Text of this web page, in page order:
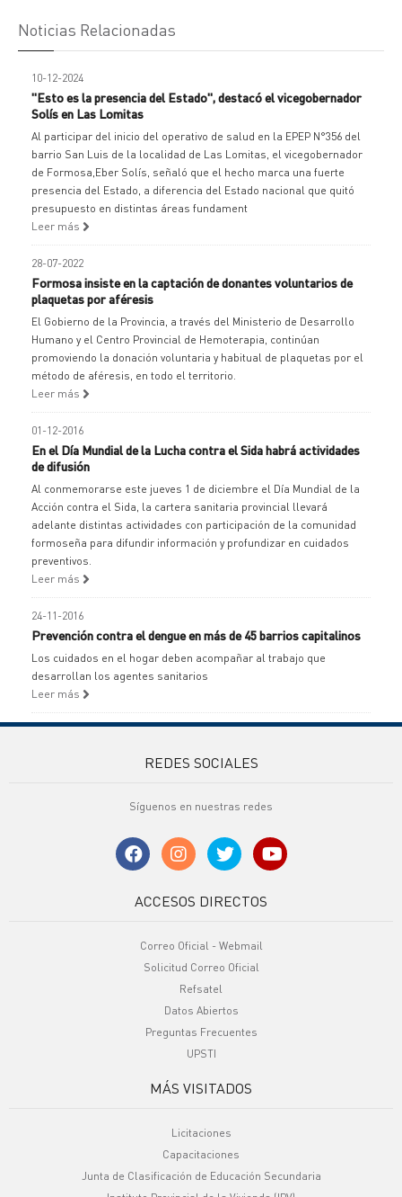
Noticias Relacionadas
10-12-2024
"Esto es la presencia del Estado", destacó el vicegobernador
Solís en Las Lomitas
Al participar del inicio del operativo de salud en la EPEP N°356 del
barrio San Luis de la localidad de Las Lomitas, el vicegobernador
de Formosa,Eber Solís, señaló que el hecho marca una fuerte
presencia del Estado, a diferencia del Estado nacional que quitó
presupuesto en distintas áreas fundament
Leer más
28-07-2022
Formosa insiste en la captación de donantes voluntarios de
plaquetas por aféresis
El Gobierno de la Provincia, a través del Ministerio de Desarrollo
Humano y el Centro Provincial de Hemoterapia, continúan
promoviendo la donación voluntaria y habitual de plaquetas por el
método de aféresis, en todo el territorio.
Leer más
01-12-2016
En el Día Mundial de la Lucha contra el Sida habrá actividades
de difusión
Al conmemorarse este jueves 1 de diciembre el Día Mundial de la
Acción contra el Sida, la cartera sanitaria provincial llevará
adelante distintas actividades con participación de la comunidad
formoseña para difundir información y profundizar en cuidados
preventivos.
Leer más
24-11-2016
Prevención contra el dengue en más de 45 barrios capitalinos
Los cuidados en el hogar deben acompañar al trabajo que
desarrollan los agentes sanitarios
Leer más
REDES SOCIALES
Síguenos en nuestras redes
ACCESOS DIRECTOS
Correo Oficial - Webmail
Solicitud Correo Oficial
Refsatel
Datos Abiertos
Preguntas Frecuentes
UPSTI
MÁS VISITADOS
Licitaciones
Capacitaciones
Junta de Clasificación de Educación Secundaria